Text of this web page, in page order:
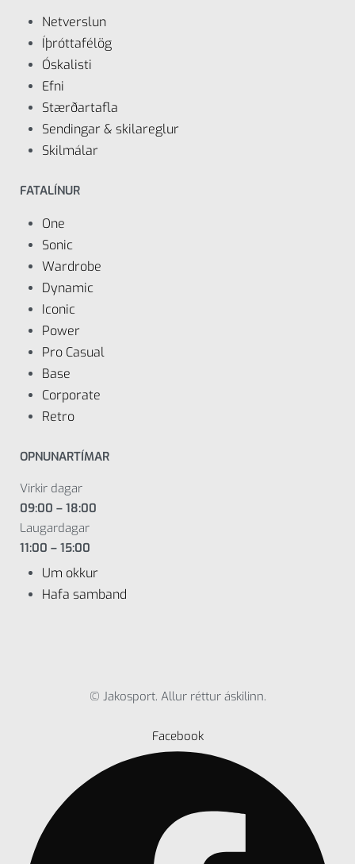
Netverslun
Íþróttafélög
Óskalisti
Efni
Stærðartafla
Sendingar & skilareglur
Skilmálar
FATALÍNUR
One
Sonic
Wardrobe
Dynamic
Iconic
Power
Pro Casual
Base
Corporate
Retro
OPNUNARTÍMAR
Virkir dagar
09:00 – 18:00
Laugardagar
11:00 – 15:00
Um okkur
Hafa samband
© Jakosport. Allur réttur áskilinn.
Facebook